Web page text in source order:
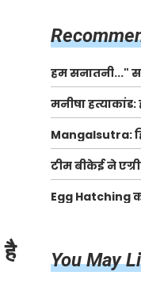
हम सनातनी..."
Ranaut से क्या
Jantar-
मनीषा हत्याकांड:
| Full Story |
Mangalsutra:
मंगलसूत्र क्यों
शुरु की ये परंपरा
टीम बीकेई ने
खाद गट्टों में
बेचने वालों पर
Egg Hatching
You May